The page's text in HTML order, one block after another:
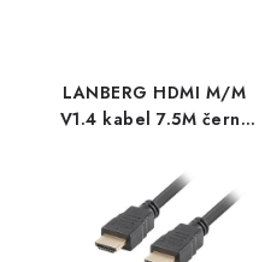
LANBERG HDMI M/M
V1.4 kabel 7.5M černý
BK Lanberg